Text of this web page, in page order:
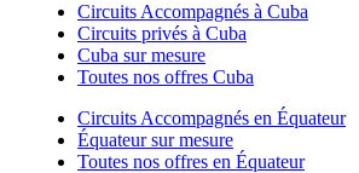
Circuits Accompagnés à Cuba
Circuits privés à Cuba
Cuba sur mesure
Toutes nos offres Cuba
Circuits Accompagnés en Équateur
Équateur sur mesure
Toutes nos offres en Équateur